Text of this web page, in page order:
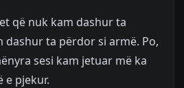
që nuk kam dashur ta
dashur ta përdor si armë. Po,
sesi kam jetuar më ka
e pjekur.